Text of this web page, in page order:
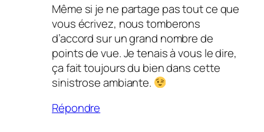
Même si je ne partage pas tout ce que
vous écrivez, nous tomberons
d’accord sur un grand nombre de
points de vue. Je tenais à vous le dire,
ça fait toujours du bien dans cette
sinistrose ambiante.
Répondre